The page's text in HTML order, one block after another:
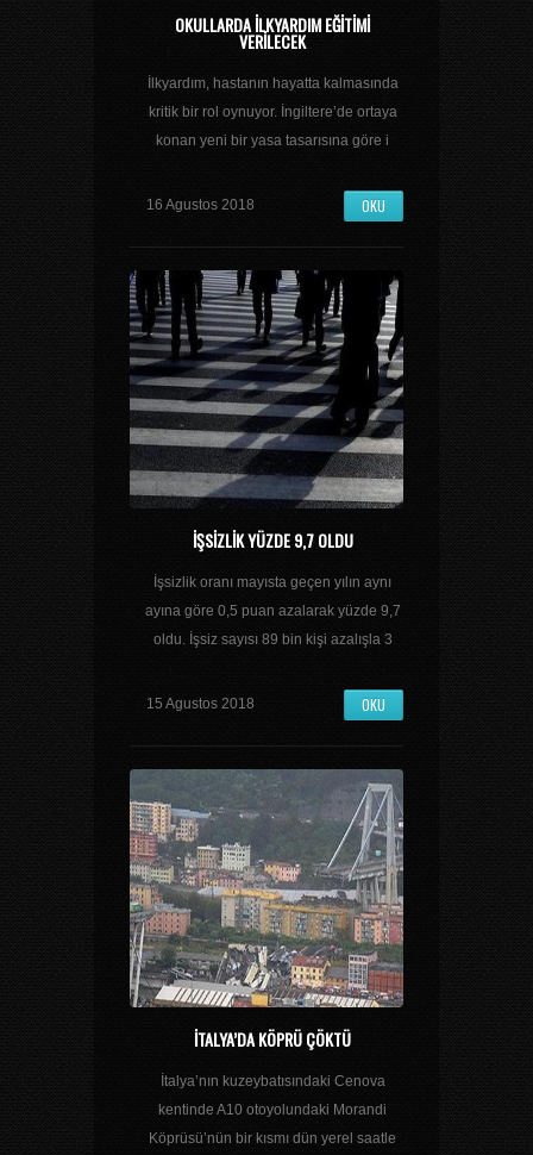
OKULLARDA ILKYARDIM EĞITIMI
VERILECEK
İlkyardım, hastanın hayatta kalmasında
kritik bir rol oynuyor. İngiltere’de ortaya
konan yeni bir yasa tasarısına göre i
16 Agustos 2018 OKU
İŞSIZLIK YÜZDE 9,7 OLDU
İşsizlik oranı mayısta geçen yılın aynı
ayına göre 0,5 puan azalarak yüzde 9,7
oldu. İşsiz sayısı 89 bin kişi azalışla 3
15 Agustos 2018 OKU
İTALYA’DA KÖPRÜ ÇÖKTÜ
İtalya’nın kuzeybatısındaki Cenova
kentinde A10 otoyolundaki Morandi
Köprüsü’nün bir kısmı dün yerel saatle